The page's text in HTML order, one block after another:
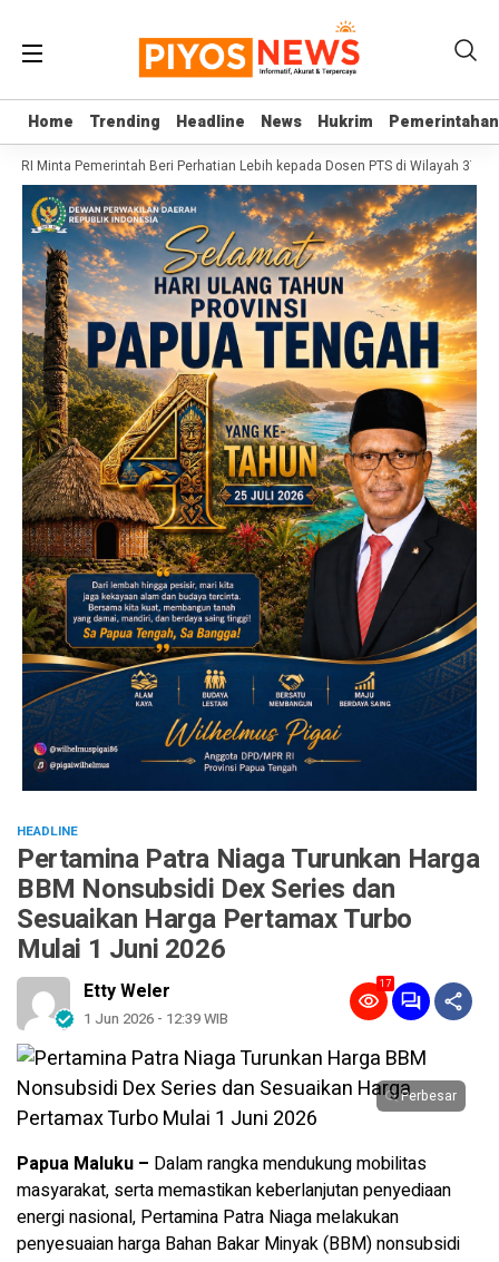
Home Trending Headline News Hukrim Pemerintahan
Home Trending Headline News Hukrim Pemerintahan
RI Minta Pemerintah Beri Perhatian Lebih kepada Dosen PTS di Wilayah 3T
HEADLINE
Pertamina Patra Niaga Turunkan Harga
BBM Nonsubsidi Dex Series dan
Sesuaikan Harga Pertamax Turbo
Mulai 1 Juni 2026
Etty Weler
1 Jun 2026 - 12:39 WIB
17
Perbesar
Papua Maluku – Dalam rangka mendukung mobilitas
masyarakat, serta memastikan keberlanjutan penyediaan
energi nasional, Pertamina Patra Niaga melakukan
penyesuaian harga Bahan Bakar Minyak (BBM) nonsubsidi